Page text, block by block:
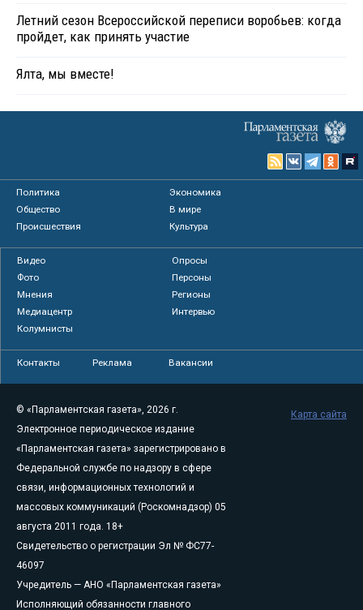
Летний сезон Всероссийской переписи воробьев: когда
пройдет, как принять участие
Ялта, мы вместе!
Политика
Экономика
Общество
В мире
Происшествия
Культура
Видео
Опросы
Фото
Персоны
Мнения
Регионы
Медиацентр
Интервью
Колумнисты
Контакты Реклама Вакансии
© «Парламентская газета», 2026 г.
Электронное периодическое издание
«Парламентская газета» зарегистрировано в
Федеральной службе по надзору в сфере
связи, информационных технологий и
массовых коммуникаций (Роскомнадзор) 05
августа 2011 года. 18+
Свидетельство о регистрации Эл № ФС77-
46097
Учредитель — АНО «Парламентская газета»
Исполняющий обязанности главного
Карта сайта